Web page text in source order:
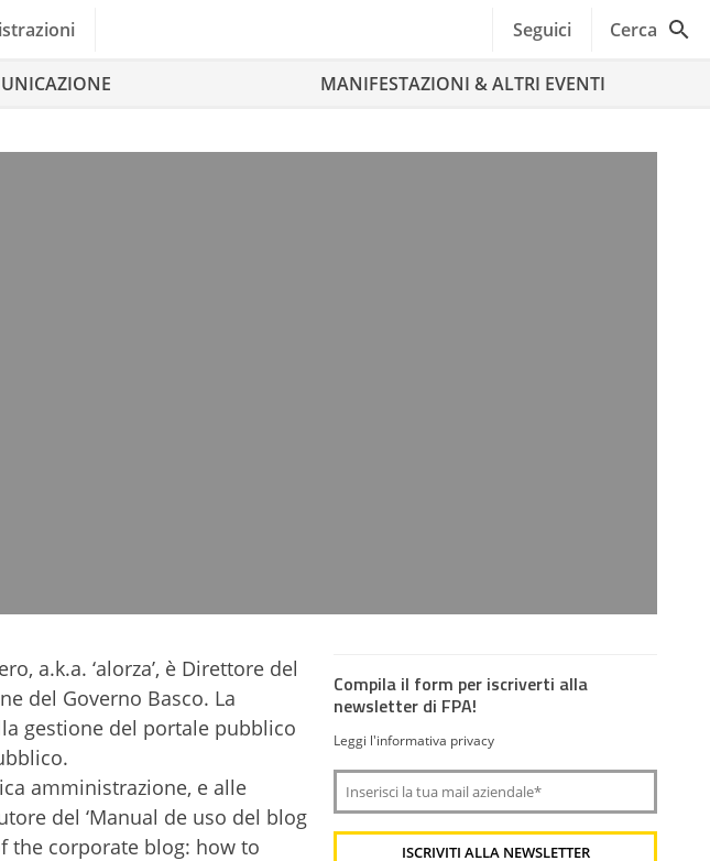
Seguici Cerca
MANIFESTAZIONI & ALTRI EVENTI
a.k.a. ‘alorza’, è Direttore del
del Governo Basco. La
gestione del portale pubblico
amministrazione, e alle
del ‘Manual de uso del blog
the corporate blog: how to
Compila il form per iscriverti alla
newsletter di FPA!
Leggi l'informativa privacy